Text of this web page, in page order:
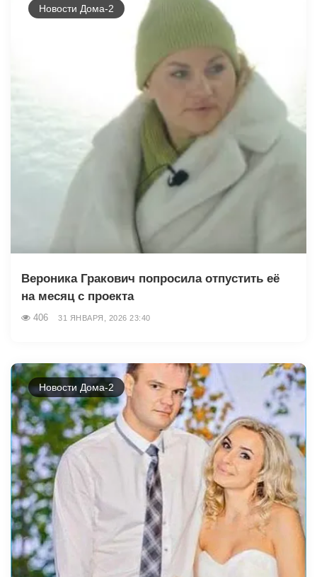
Новости Дома-2
Вероника Гракович попросила отпустить её
на месяц с проекта
406 31 ЯНВАРЯ, 2026 23:40
Новости Дома-2